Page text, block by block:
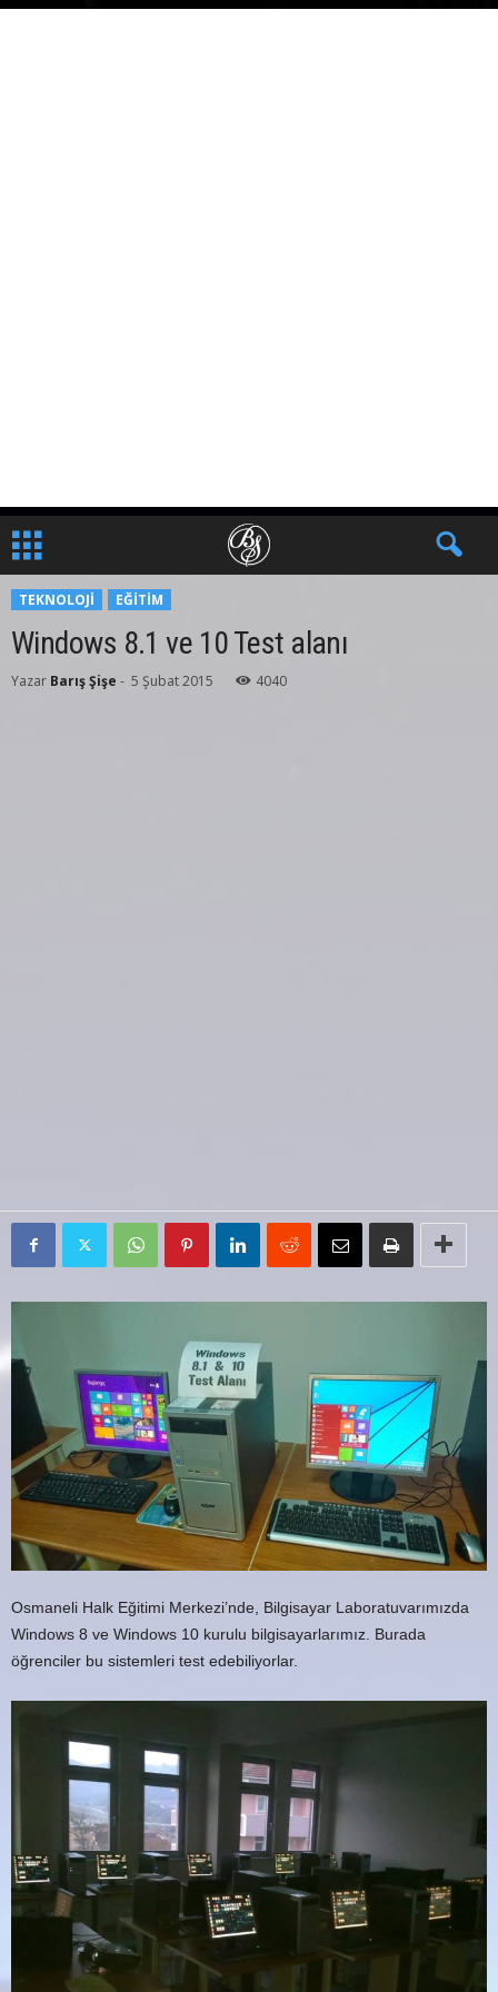
TEKNOLOJI EĞITIM
Windows 8.1 ve 10 Test alanı
Yazar Barış Şişe - 5 Şubat 2015 4040
Osmaneli Halk Eğitimi Merkezi’nde, Bilgisayar Laboratuvarımızda
Windows 8 ve Windows 10 kurulu bilgisayarlarımız. Burada
öğrenciler bu sistemleri test edebiliyorlar.